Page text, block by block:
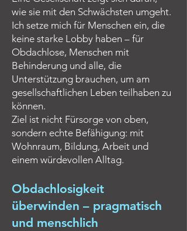
wie sie mit den Schwächsten umgeht.
Ich setze mich für Menschen ein, die
keine starke Lobby haben – für
Obdachlose, Menschen mit
Behinderung und alle, die
Unterstützung brauchen, um am
gesellschaftlichen Leben teilhaben zu
können.
Ziel ist nicht Fürsorge von oben,
sondern echte Befähigung: mit
Wohnraum, Bildung, Arbeit und
einem würdevollen Alltag.
Obdachlosigkeit
überwinden – pragmatisch
und menschlich